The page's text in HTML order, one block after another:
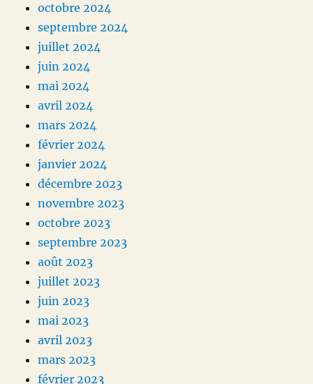
octobre 2024
septembre 2024
juillet 2024
juin 2024
mai 2024
avril 2024
mars 2024
février 2024
janvier 2024
décembre 2023
novembre 2023
octobre 2023
septembre 2023
août 2023
juillet 2023
juin 2023
mai 2023
avril 2023
mars 2023
février 2023